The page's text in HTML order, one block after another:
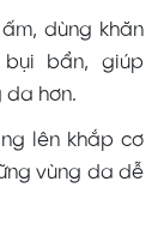
dùng khăn
bẩn, giúp
da hơn.
lên khắp cơ
vùng da dễ